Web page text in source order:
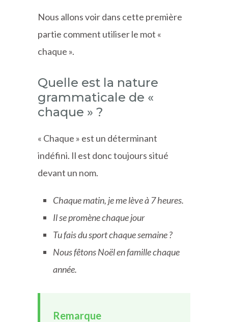
Nous allons voir dans cette première
partie comment utiliser le mot «
chaque ».
Quelle est la nature
grammaticale de «
chaque » ?
« Chaque » est un déterminant
indéfini. Il est donc toujours situé
devant un nom.
Chaque matin, je me lève à 7 heures.
Il se promène chaque jour
Tu fais du sport chaque semaine ?
Nous fêtons Noël en famille chaque
année.
Remarque